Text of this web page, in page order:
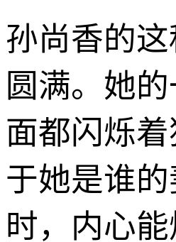
孙尚香的
圆满。她
面都闪烁
于她是谁
时，内心